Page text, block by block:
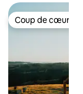
Coup de cœur
Coup de cœur